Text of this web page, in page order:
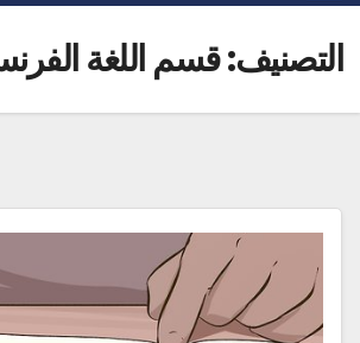
التصنيف:قسم اللغة